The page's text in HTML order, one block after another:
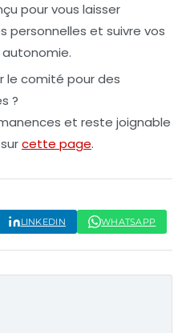
pour vous laisser
personnelles et suivre vos
comité pour des
?
et reste joignable
cette page.
LINKEDIN WHATSAPP